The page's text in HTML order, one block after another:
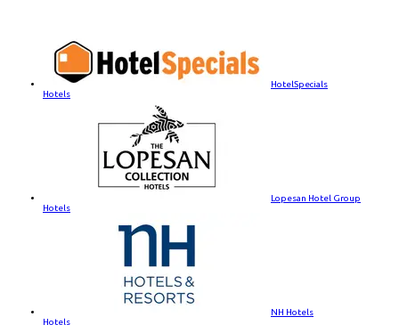
HotelSpecials
Hotels
Lopesan Hotel Group
Hotels
NH Hotels
Hotels